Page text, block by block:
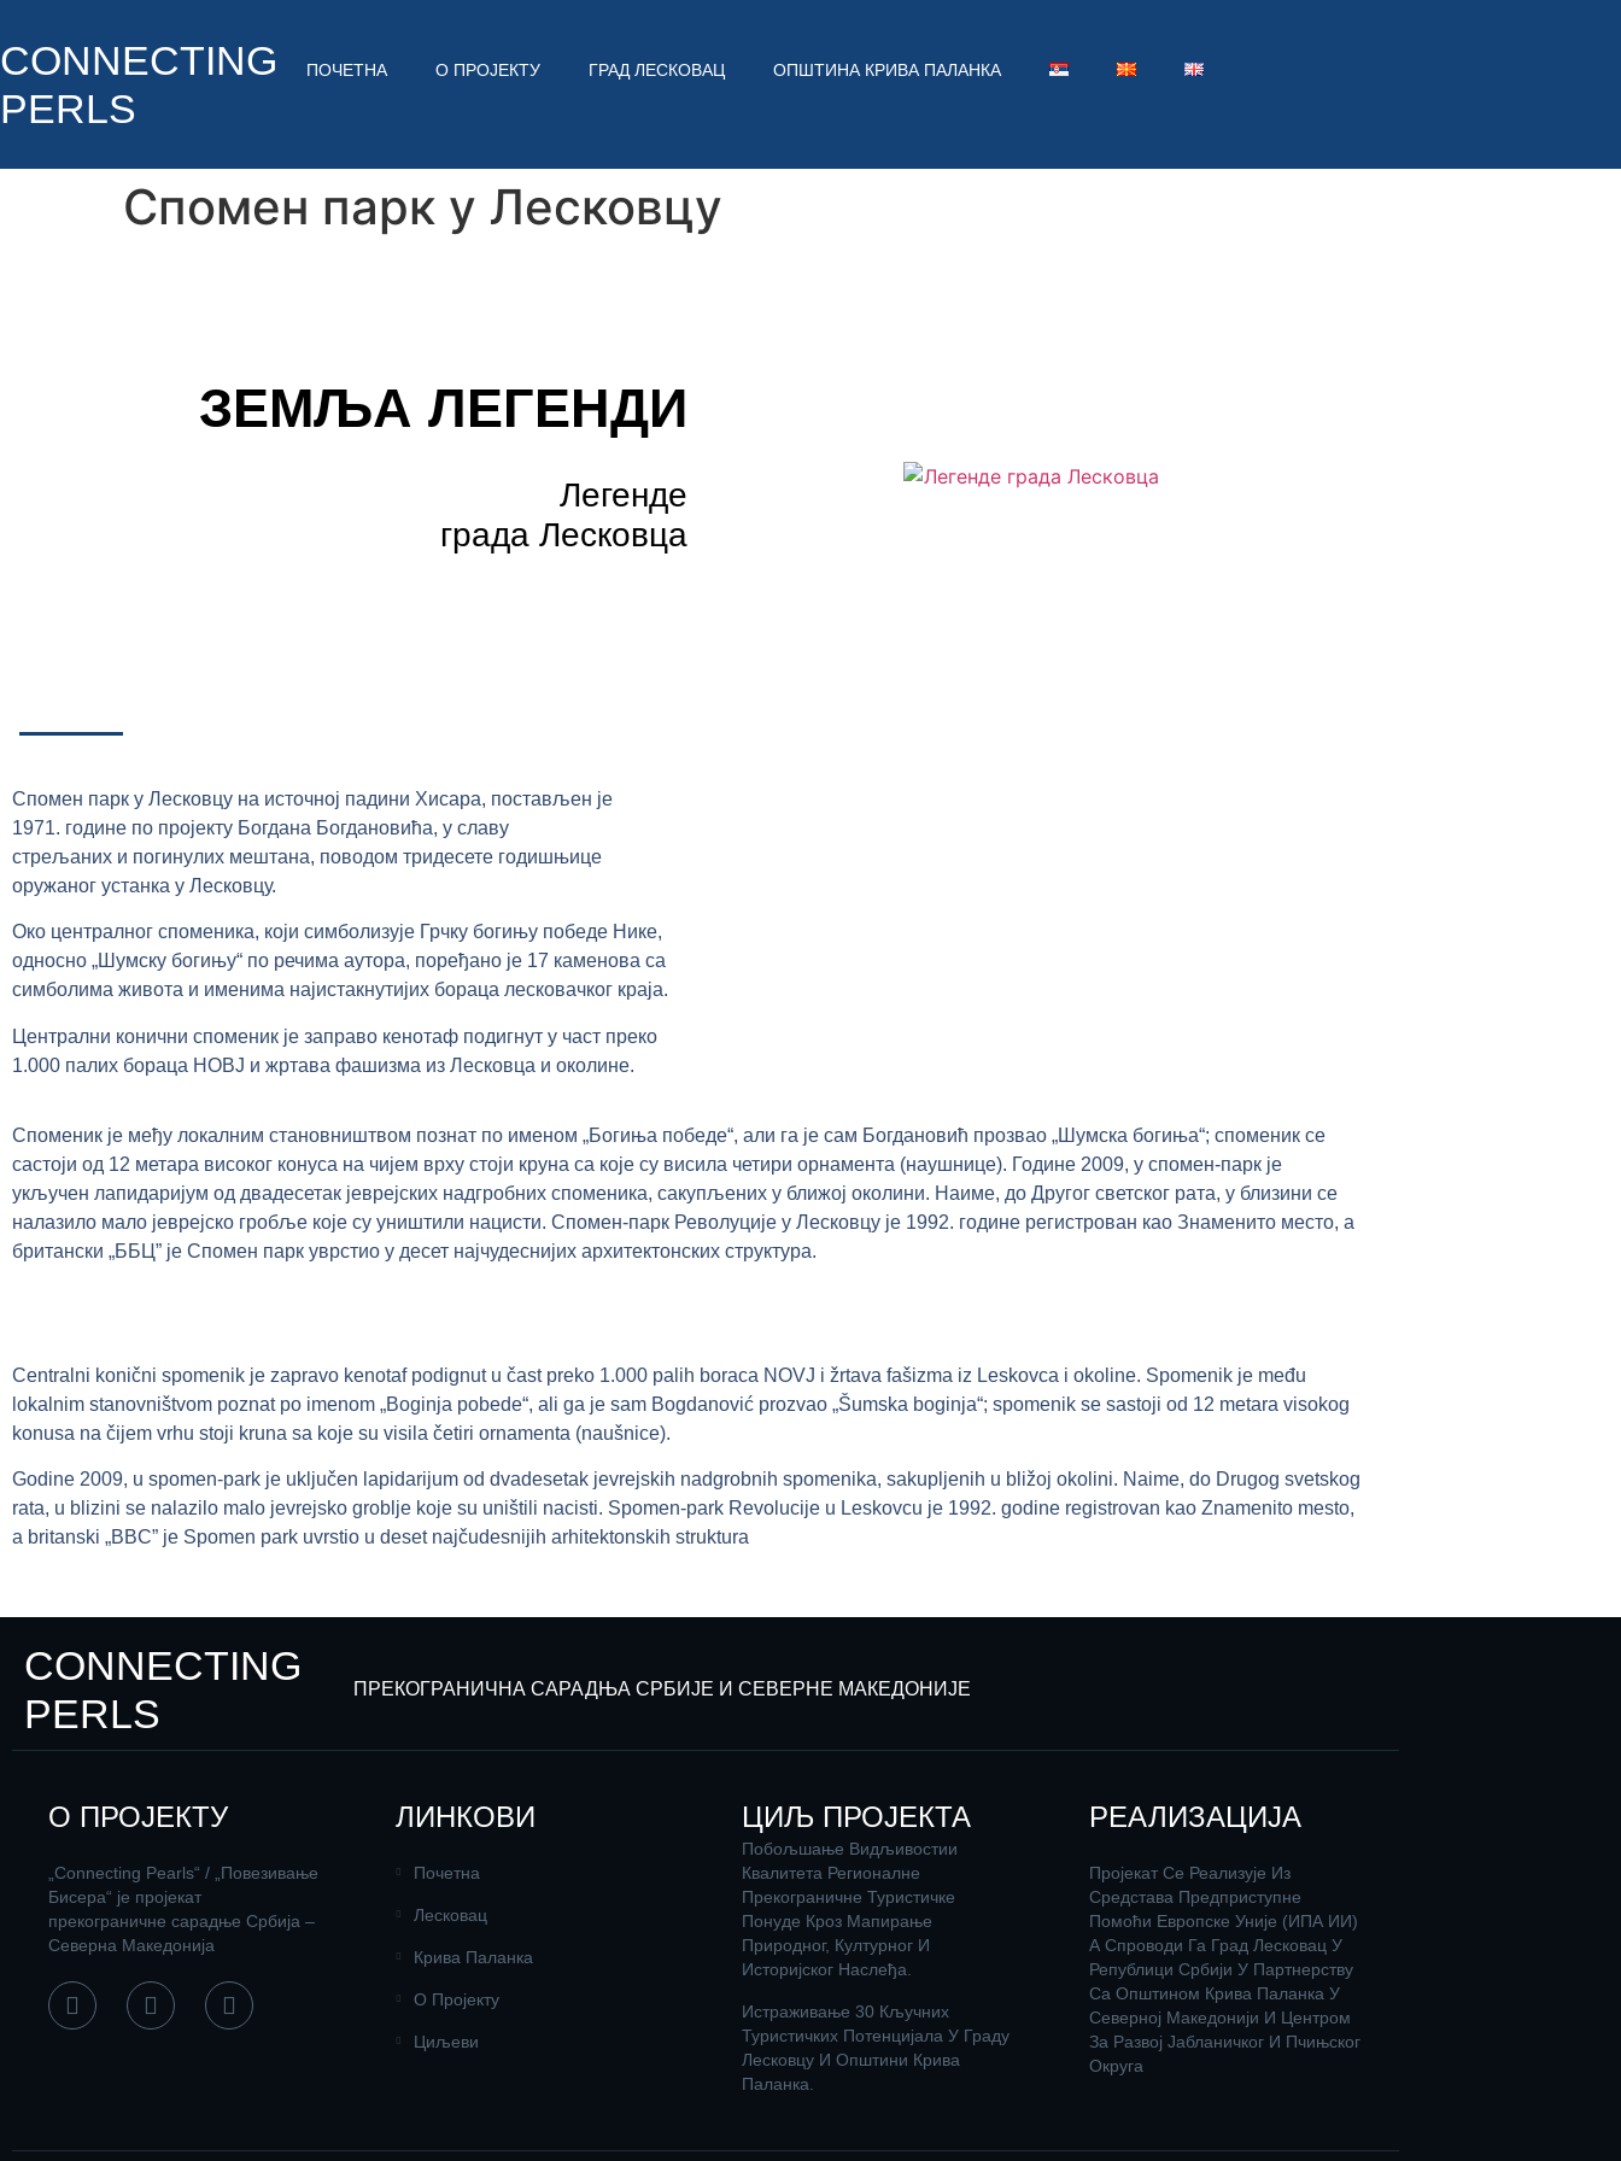
CONNECTING
PERLS
ПОЧЕТНА О ПРОЈЕКТУ ГРАД ЛЕСКОВАЦ ОПШТИНА КРИВА ПАЛАНКА
Спомен парк у Лесковцу
ЗЕМЉА ЛЕГЕНДИ
Легенде
града Лесковца
Спомен парк у Лесковцу на источној падини Хисара, постављен је
1971. године по пројекту Богдана Богдановића, у славу
стрељаних и погинулих мештана, поводом тридесете годишњице
оружаног устанка у Лесковцу.
Око централног споменика, који симболизује Грчку богињу победе Нике,
односно „Шумску богињу“ по речима аутора, поређано је 17 каменова са
симболима живота и именима најистакнутијих бораца лесковачког краја.
Централни конични споменик је заправо кенотаф подигнут у част преко
1.000 палих бораца НОВЈ и жртава фашизма из Лесковца и околине.
Споменик је међу локалним становништвом познат по именом „Богиња победе“, али га је сам Богдановић прозвао „Шумска богиња“; споменик се
састоји од 12 метара високог конуса на чијем врху стоји круна са које су висила четири орнамента (наушнице). Године 2009, у спомен-парк је
укључен лапидаријум од двадесетак јеврејских надгробних споменика, сакупљених у ближој околини. Наиме, до Другог светског рата, у близини се
налазило мало јеврејско гробље које су уништили нацисти. Спомен-парк Револуције у Лесковцу је 1992. године регистрован као Знаменито место, а
британски „ББЦ” је Спомен парк уврстио у десет најчудеснијих архитектонских структура.
Centralni konični spomenik je zapravo kenotaf podignut u čast preko 1.000 palih boraca NOVJ i žrtava fašizma iz Leskovca i okoline. Spomenik je među
lokalnim stanovništvom poznat po imenom „Boginja pobede“, ali ga je sam Bogdanović prozvao „Šumska boginja“; spomenik se sastoji od 12 metara visokog
konusa na čijem vrhu stoji kruna sa koje su visila četiri ornamenta (naušnice).
Godine 2009, u spomen-park je uključen lapidarijum od dvadesetak jevrejskih nadgrobnih spomenika, sakupljenih u bližoj okolini. Naime, do Drugog svetskog
rata, u blizini se nalazilo malo jevrejsko groblje koje su uništili nacisti. Spomen-park Revolucije u Leskovcu je 1992. godine registrovan kao Znamenito mesto,
a britanski „BBC” je Spomen park uvrstio u deset najčudesnijih arhitektonskih struktura
CONNECTING
PERLS
ПРЕКОГРАНИЧНА САРАДЊА СРБИЈЕ И СЕВЕРНЕ МАКЕДОНИЈЕ
О ПРОЈЕКТУ
„Connecting Pearls“ / „Повезивање
Бисера“ је пројекат
прекограничне сарадње Србија –
Северна Македонија
ЛИНКОВИ
Почетна
Лесковац
Крива Паланка
О Пројекту
Циљеви
ЦИЉ ПРОЈЕКТА
Побољшање Видљивостии
Квалитета Регионалне
Прекограничне Туристичке
Понуде Кроз Мапирање
Природног, Културног И
Историјског Наслеђа.
Истраживање 30 Кључних
Туристичких Потенцијала У Граду
Лесковцу И Општини Крива
Паланка.
РЕАЛИЗАЦИЈА
Пројекат Се Реализује Из
Средстава Предприступне
Помоћи Европске Уније (ИПА ИИ)
А Спроводи Га Град Лесковац У
Републици Србији У Партнерству
Са Општином Крива Паланка У
Северној Македонији И Центром
За Развој Јабланичког И Пчињског
Округа